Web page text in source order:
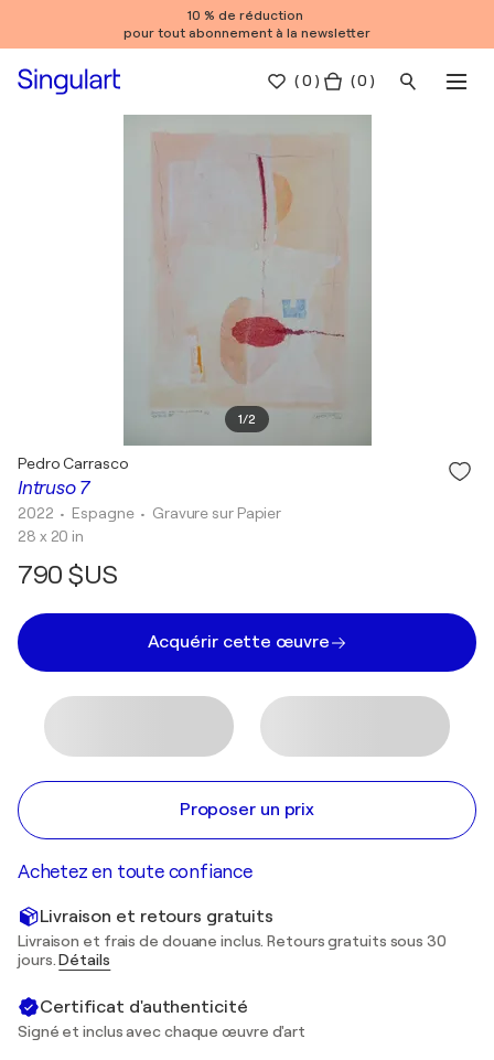
10 % de réduction
pour tout abonnement à la newsletter
(0 ) ( 0 )
1/2
Intruso 7
Pedro Carrasco
2022 • Espagne • Gravure sur Papier
28 x 20 in
790 $US
Acquérir cette œuvre
Proposer un prix
Achetez en toute confiance
Livraison et retours gratuits
Livraison et frais de douane inclus. Retours gratuits sous 30
jours.Détails
Certificat d'authenticité
Signé et inclus avec chaque œuvre d'art